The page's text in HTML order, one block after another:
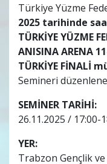
Türkiye Yüzme
2025 tarihinde
TÜRKİYE YÜZME
ANISINA ARENA
TÜRKİYE FİNALİ
Semineri
SEMİNER TARİHİ:
26.11.2025 / 17:00-
YER:
Trabzon Gençlik